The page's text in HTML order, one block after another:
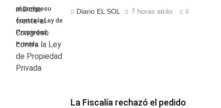
al Congreso
contra la Ley de
Propiedad
Privada
Diario EL SOL 7 horas atrás 0
La Fiscalía rechazó el pedido